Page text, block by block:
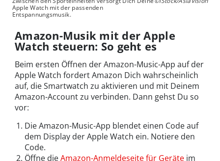
Apple Watch mit der passenden
Entspannungsmusik.
Amazon-Musik mit der Apple
Watch steuern: So geht es
Beim ersten Öffnen der Amazon-Music-App auf der
Apple Watch fordert Amazon Dich wahrscheinlich
auf, die Smartwatch zu aktivieren und mit Deinem
Amazon-Account zu verbinden. Dann gehst Du so
vor:
Die Amazon-Music-App blendet einen Code auf
dem Display der Apple Watch ein. Notiere den
Code.
Öffne dieAmazon-Anmeldeseite für Geräte im